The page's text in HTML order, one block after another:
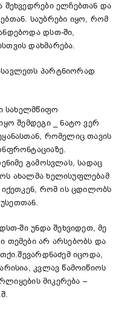
ელჩებთან და
საუბრები იყო, რომ
დსთ-ში,
დახმარება.
პარტნიორად
სახელმწიფო
შემდეგი _ ნატო ვერ
რომელიც თავის
გამოსვლას, სადაც
ახალმა ხელისუფლებამ
იქეთკენ, რომ ის ცდილობს
ში უნდა შეხვიდეთ, მე
თემები არ არსებობს და
იცოდა,
კვლავ წამოიწიოს
მიკერება –